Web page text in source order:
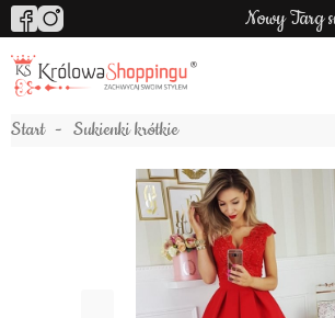
Start Sukienki krótkie